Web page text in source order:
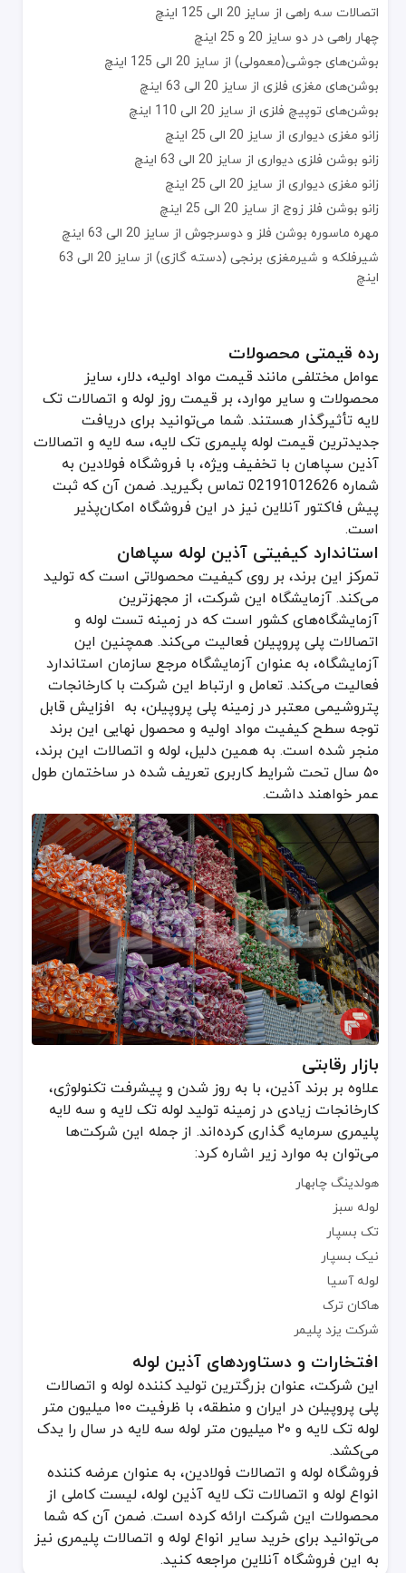
اتصالات سه راهی از سایز 20 الی 125 اینچ
چهار راهی در دو سایز 20 و 25 اینچ
بوشن‌های جوشی(معمولی) از سایز 20 الی 125 اینچ
بوشن‌های مغزی فلزی از سایز 20 الی 63 اینچ
بوشن‌های توپیچ فلزی از سایز 20 الی 110 اینچ
زانو مغزی دیواری از سایز 20 الی 25 اینچ
زانو بوشن فلزی دیواری از سایز 20 الی 63 اینچ
زانو مغزی دیواری از سایز 20 الی 25 اینچ
زانو بوشن فلز زوج از سایز 20 الی 25 اینچ
مهره ماسوره بوشن فلز و دوسرجوش از سایز 20 الی 63 اینچ
شیرفلکه و شیرمغزی برنجی (دسته گازی) از سایز 20 الی 63
اینچ
رده قیمتی محصولات
عوامل مختلفی مانند قیمت مواد اولیه، دلار، سایز
محصولات و سایر موارد، بر قیمت روز لوله‌ و اتصالات تک
لایه تأثیرگذار هستند. شما می‌توانید برای دریافت
جدیدترین قیمت لوله پلیمری تک لایه، سه لایه و اتصالات
آذین سپاهان با تخفیف ویژه، با فروشگاه فولادین به
شماره 02191012626 تماس بگیرید. ضمن آن که ثبت
پیش فاکتور آنلاین نیز در این فروشگاه امکان‌پذیر
است.
استاندارد کیفیتی آذین لوله سپاهان
تمرکز این برند، بر روی کیفیت محصولاتی است که تولید
می‌کند. آزمایشگاه این شرکت، از مجهزترین
آزمایشگاه‌های کشور است که در زمینه تست لوله و
اتصالات پلی پروپیلن فعالیت می‌کند. همچنین این
آزمایشگاه، به عنوان آزمایشگاه مرجع سازمان استاندارد
فعالیت می‌کند. تعامل و ارتباط این شرکت با کارخانجات
پتروشیمی معتبر در زمینه پلی پروپیلن، به افزایش قابل
توجه سطح کیفیت مواد اولیه و محصول نهایی این برند
منجر شده است. به همین دلیل، لوله و اتصالات این برند،
۵۰ سال تحت شرایط کاربری تعریف شده در ساختمان طول
عمر خواهند داشت.
بازار رقابتی
علاوه بر برند آذین، با به روز شدن و پیشرفت تکنولوژی،
کارخانجات زیادی در زمینه تولید لوله تک لایه و سه لایه
پلیمری سرمایه گذاری کرده‌اند. از جمله این شرکت‌ها
می‌توان به موارد زیر اشاره کرد:
هولدینگ چابهار
لوله سبز
تک بسپار
نیک بسپار
لوله آسیا
هاکان ترک
شرکت یزد پلیمر
افتخارات و دستاوردهای آذین لوله
این شرکت، عنوان بزرگترین تولید کننده لوله و اتصالات
پلی پروپیلن در ایران و منطقه، با ظرفیت ۱۰۰ میلیون متر
لوله تک لایه و ۲۰ میلیون متر لوله سه لایه در سال را یدک
می‌کشد.
فروشگاه لوله و اتصالات فولادین، به عنوان عرضه کننده
انواع لوله و اتصالات تک لایه آذین لوله، لیست کاملی از
محصولات این شرکت ارائه کرده است. ضمن آن که شما
می‌توانید برای خرید سایر انواع لوله و اتصالات پلیمری نیز
به این فروشگاه آنلاین مراجعه کنید.